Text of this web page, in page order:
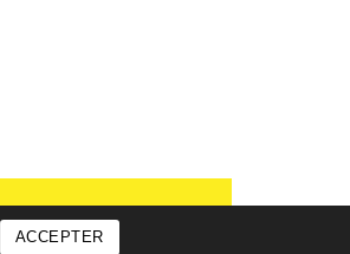
ACCEPTER